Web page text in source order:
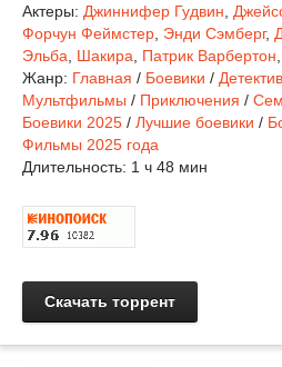
Актеры: Джиннифер Гудвин
Форчун Феймстер Энди Сэмберг,
Эльба
Шакира Патрик Варбертон
Жанр: Главная / Боевики /
Мультфильмы / Приключения /
Боевики 2025 / Лучшие боевики /
Фильмы 2025 года
Длительность: 1 ч 48 мин
Скачать торрент